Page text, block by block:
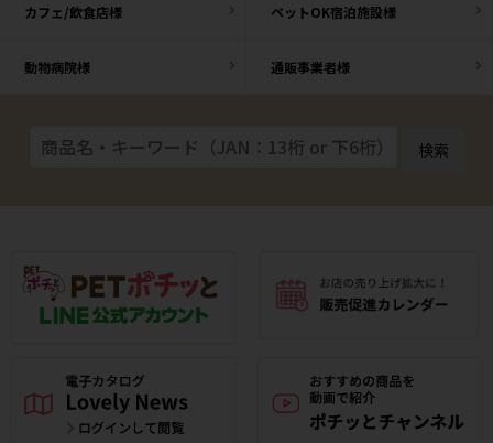
カフェ/飲食店様 ペットOK宿泊施設様
動物病院様 通販事業者様
検索